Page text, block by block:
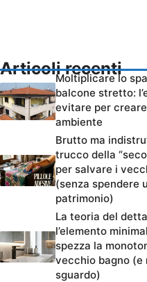
Articoli recenti
Moltiplicare lo
balcone stretto:
evitare per
ambiente
Brutto ma
trucco della
per salvare i
(senza spendere
patrimonio)
La teoria del
l’elemento
spezza la
vecchio bagno (e
sguardo)